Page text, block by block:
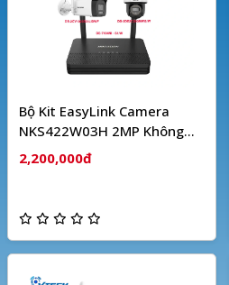
Bộ Kit EasyLink Camera
NKS422W03H 2MP Không
Dây HIKVISION
2,200,000đ